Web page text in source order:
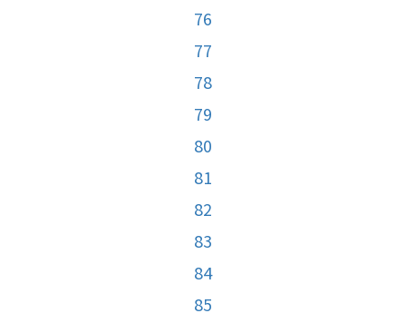
76
77
78
79
80
81
82
83
84
85